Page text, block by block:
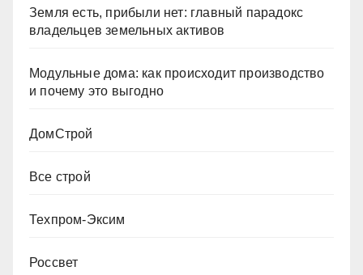
Земля есть, прибыли нет: главный парадокс
владельцев земельных активов
Модульные дома: как происходит производство
и почему это выгодно
ДомСтрой
Все строй
Техпром-Эксим
Россвет